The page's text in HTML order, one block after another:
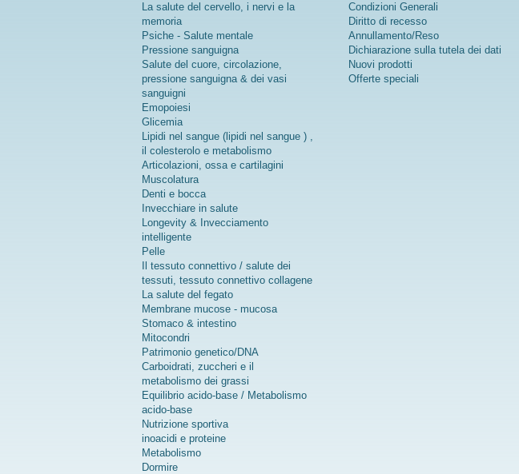
La salute del cervello, i nervi e la
memoria
Psiche - Salute mentale
Pressione sanguigna
Salute del cuore, circolazione,
pressione sanguigna & dei vasi
sanguigni
Emopoiesi
Glicemia
Lipidi nel sangue (lipidi nel sangue ) ,
il colesterolo e metabolismo
Articolazioni, ossa e cartilagini
Muscolatura
Denti e bocca
Invecchiare in salute
Longevity & Invecciamento
intelligente
Pelle
Il tessuto connettivo / salute dei
tessuti, tessuto connettivo collagene
La salute del fegato
Membrane mucose - mucosa
Stomaco & intestino
Mitocondri
Patrimonio genetico/DNA
Carboidrati, zuccheri e il
metabolismo dei grassi
Equilibrio acido-base / Metabolismo
acido-base
Nutrizione sportiva
inoacidi e proteine
Metabolismo
Dormire
Condizioni Generali
Diritto di recesso
Annullamento/Reso
Dichiarazione sulla tutela dei dati
Nuovi prodotti
Offerte speciali